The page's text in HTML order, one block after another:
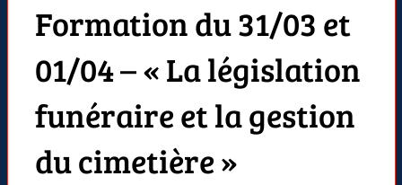
Formation du 31/03 et
01/04 – « La législation
funéraire et la gestion
du cimetière »